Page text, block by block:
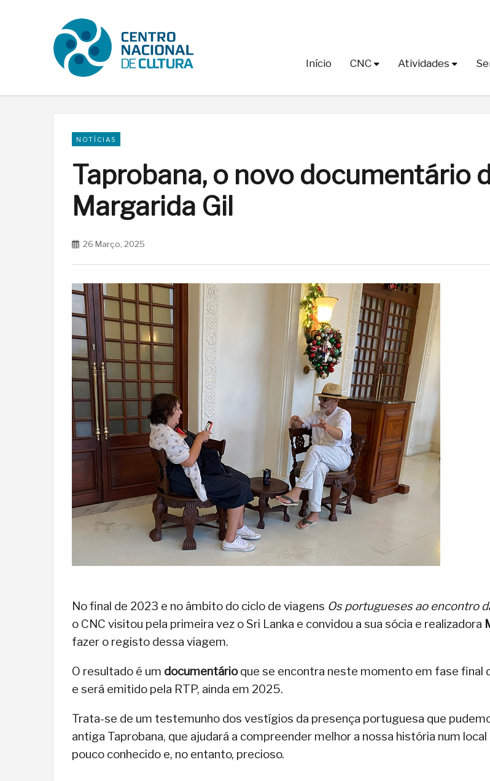
Início CNC Atividades
NOTÍCIAS
Taprobana, o novo documentário
Margarida Gil
26 Março, 2025
No final de 2023 e no âmbito do ciclo de viagens Os portugueses ao encontro
o CNC visitou pela primeira vez o Sri Lanka e convidou a sua sócia e realizadora
fazer o registo dessa viagem.
O resultado é um documentárioque se encontra neste momento em fase final
e será emitido pela RTP, ainda em 2025.
Trata-se de um testemunho dos vestígios da presença portuguesa que
antiga Taprobana, que ajudará a compreender melhor a nossa história num
pouco conhecido e, no entanto, precioso.